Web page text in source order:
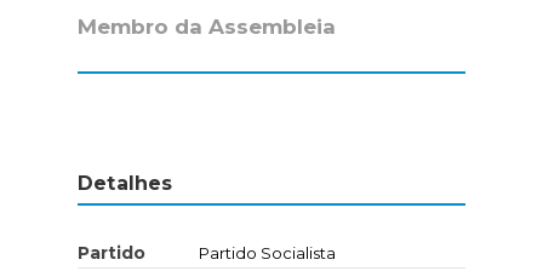
Membro da Assembleia
Detalhes
Partido Partido Socialista